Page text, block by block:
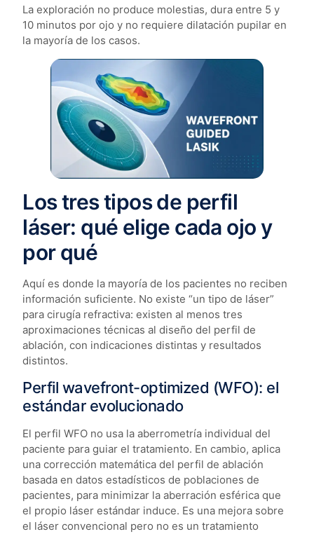
La exploración no produce molestias, dura entre 5 y
10 minutos por ojo y no requiere dilatación pupilar en
la mayoría de los casos.
Los tres tipos de perfil
láser: qué elige cada ojo y
por qué
Aquí es donde la mayoría de los pacientes no reciben
información suficiente. No existe “un tipo de láser”
para cirugía refractiva: existen al menos tres
aproximaciones técnicas al diseño del perfil de
ablación, con indicaciones distintas y resultados
distintos.
Perfil wavefront-optimized (WFO): el
estándar evolucionado
El perfil WFO no usa la aberrometría individual del
paciente para guiar el tratamiento. En cambio, aplica
una corrección matemática del perfil de ablación
basada en datos estadísticos de poblaciones de
pacientes, para minimizar la aberración esférica que
el propio láser estándar induce. Es una mejora sobre
el láser convencional pero no es un tratamiento